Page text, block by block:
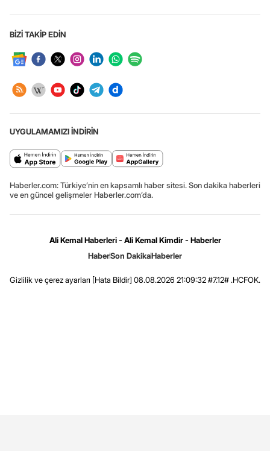
BİZİ TAKİP EDİN
UYGULAMAMIZI İNDİRİN
Haberler.com: Türkiye’nin en kapsamlı haber sitesi. Son dakika haberleri
ve en güncel gelişmeler Haberler.com’da.
Ali Kemal Haberleri - Ali Kemal Kimdir - Haberler
HaberSon DakikaHaberler
Gizlilik ve çerez ayarları [Hata Bildir] 08.08.2026 21:09:32 #7.12# .HCFOK.